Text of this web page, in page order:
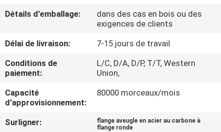
D'USINE
CONTRÔLE
DE
LA
Détails d'emballage:
dans des cas en bois ou des
exigences de clients
Délai de livraison:
7-15 jours de travail
Conditions de
paiement:
L/C, D/A, D/P, T/T, Western
Union,
Capacité
d'approvisionnement:
80000 morceaux/mois
Surligner:
flange aveugle en acier au carbone à
flange ronde